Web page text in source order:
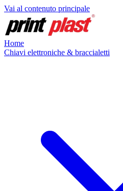
Vai al contenuto principale
Home
Chiavi elettroniche & braccialetti